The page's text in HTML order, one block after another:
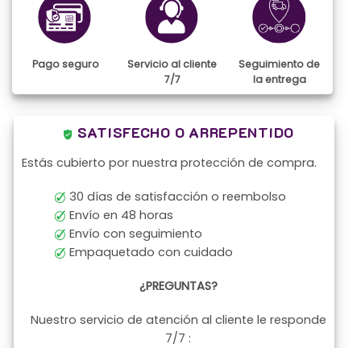
producto
Pago seguro
Servicio al cliente
7/7
Seguimiento de
la entrega
SATISFECHO O ARREPENTIDO
Estás cubierto por nuestra protección de compra.
30 días de satisfacción o reembolso
Envío en 48 horas
Envío con seguimiento
Empaquetado con cuidado
¿PREGUNTAS?
Nuestro servicio de atención al cliente le responde
7/7 :